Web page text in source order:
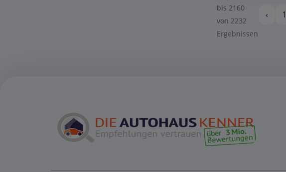
bis 2160
von 2232
Ergebnissen
‹ 1